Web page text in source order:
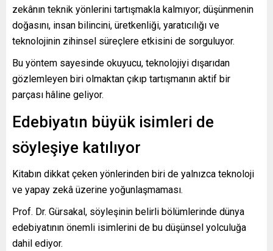
zekânın teknik yönlerini tartışmakla kalmıyor; düşünmenin
doğasını, insan bilincini, üretkenliği, yaratıcılığı ve
teknolojinin zihinsel süreçlere etkisini de sorguluyor.
Bu yöntem sayesinde okuyucu, teknolojiyi dışarıdan
gözlemleyen biri olmaktan çıkıp tartışmanın aktif bir
parçası hâline geliyor.
Edebiyatın büyük isimleri de
söyleşiye katılıyor
Kitabın dikkat çeken yönlerinden biri de yalnızca teknoloji
ve yapay zekâ üzerine yoğunlaşmaması.
Prof. Dr. Gürsakal, söyleşinin belirli bölümlerinde dünya
edebiyatının önemli isimlerini de bu düşünsel yolculuğa
dahil ediyor.